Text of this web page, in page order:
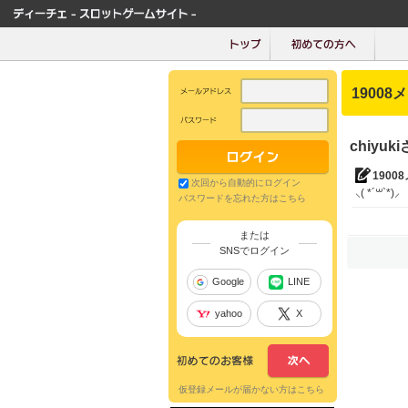
19008
chiyuki
19008
⸜( *´꒳`*)⸝
次回から自動的にログイン
パスワードを忘れた方はこちら
または
SNSでログイン
Google LINE
yahoo X
仮登録メールが届かない方はこちら